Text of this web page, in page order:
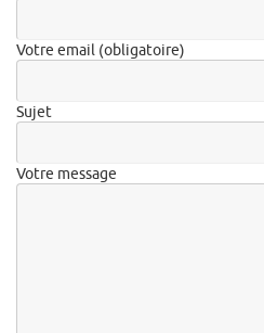
Votre email (obligatoire)
Sujet
Votre message